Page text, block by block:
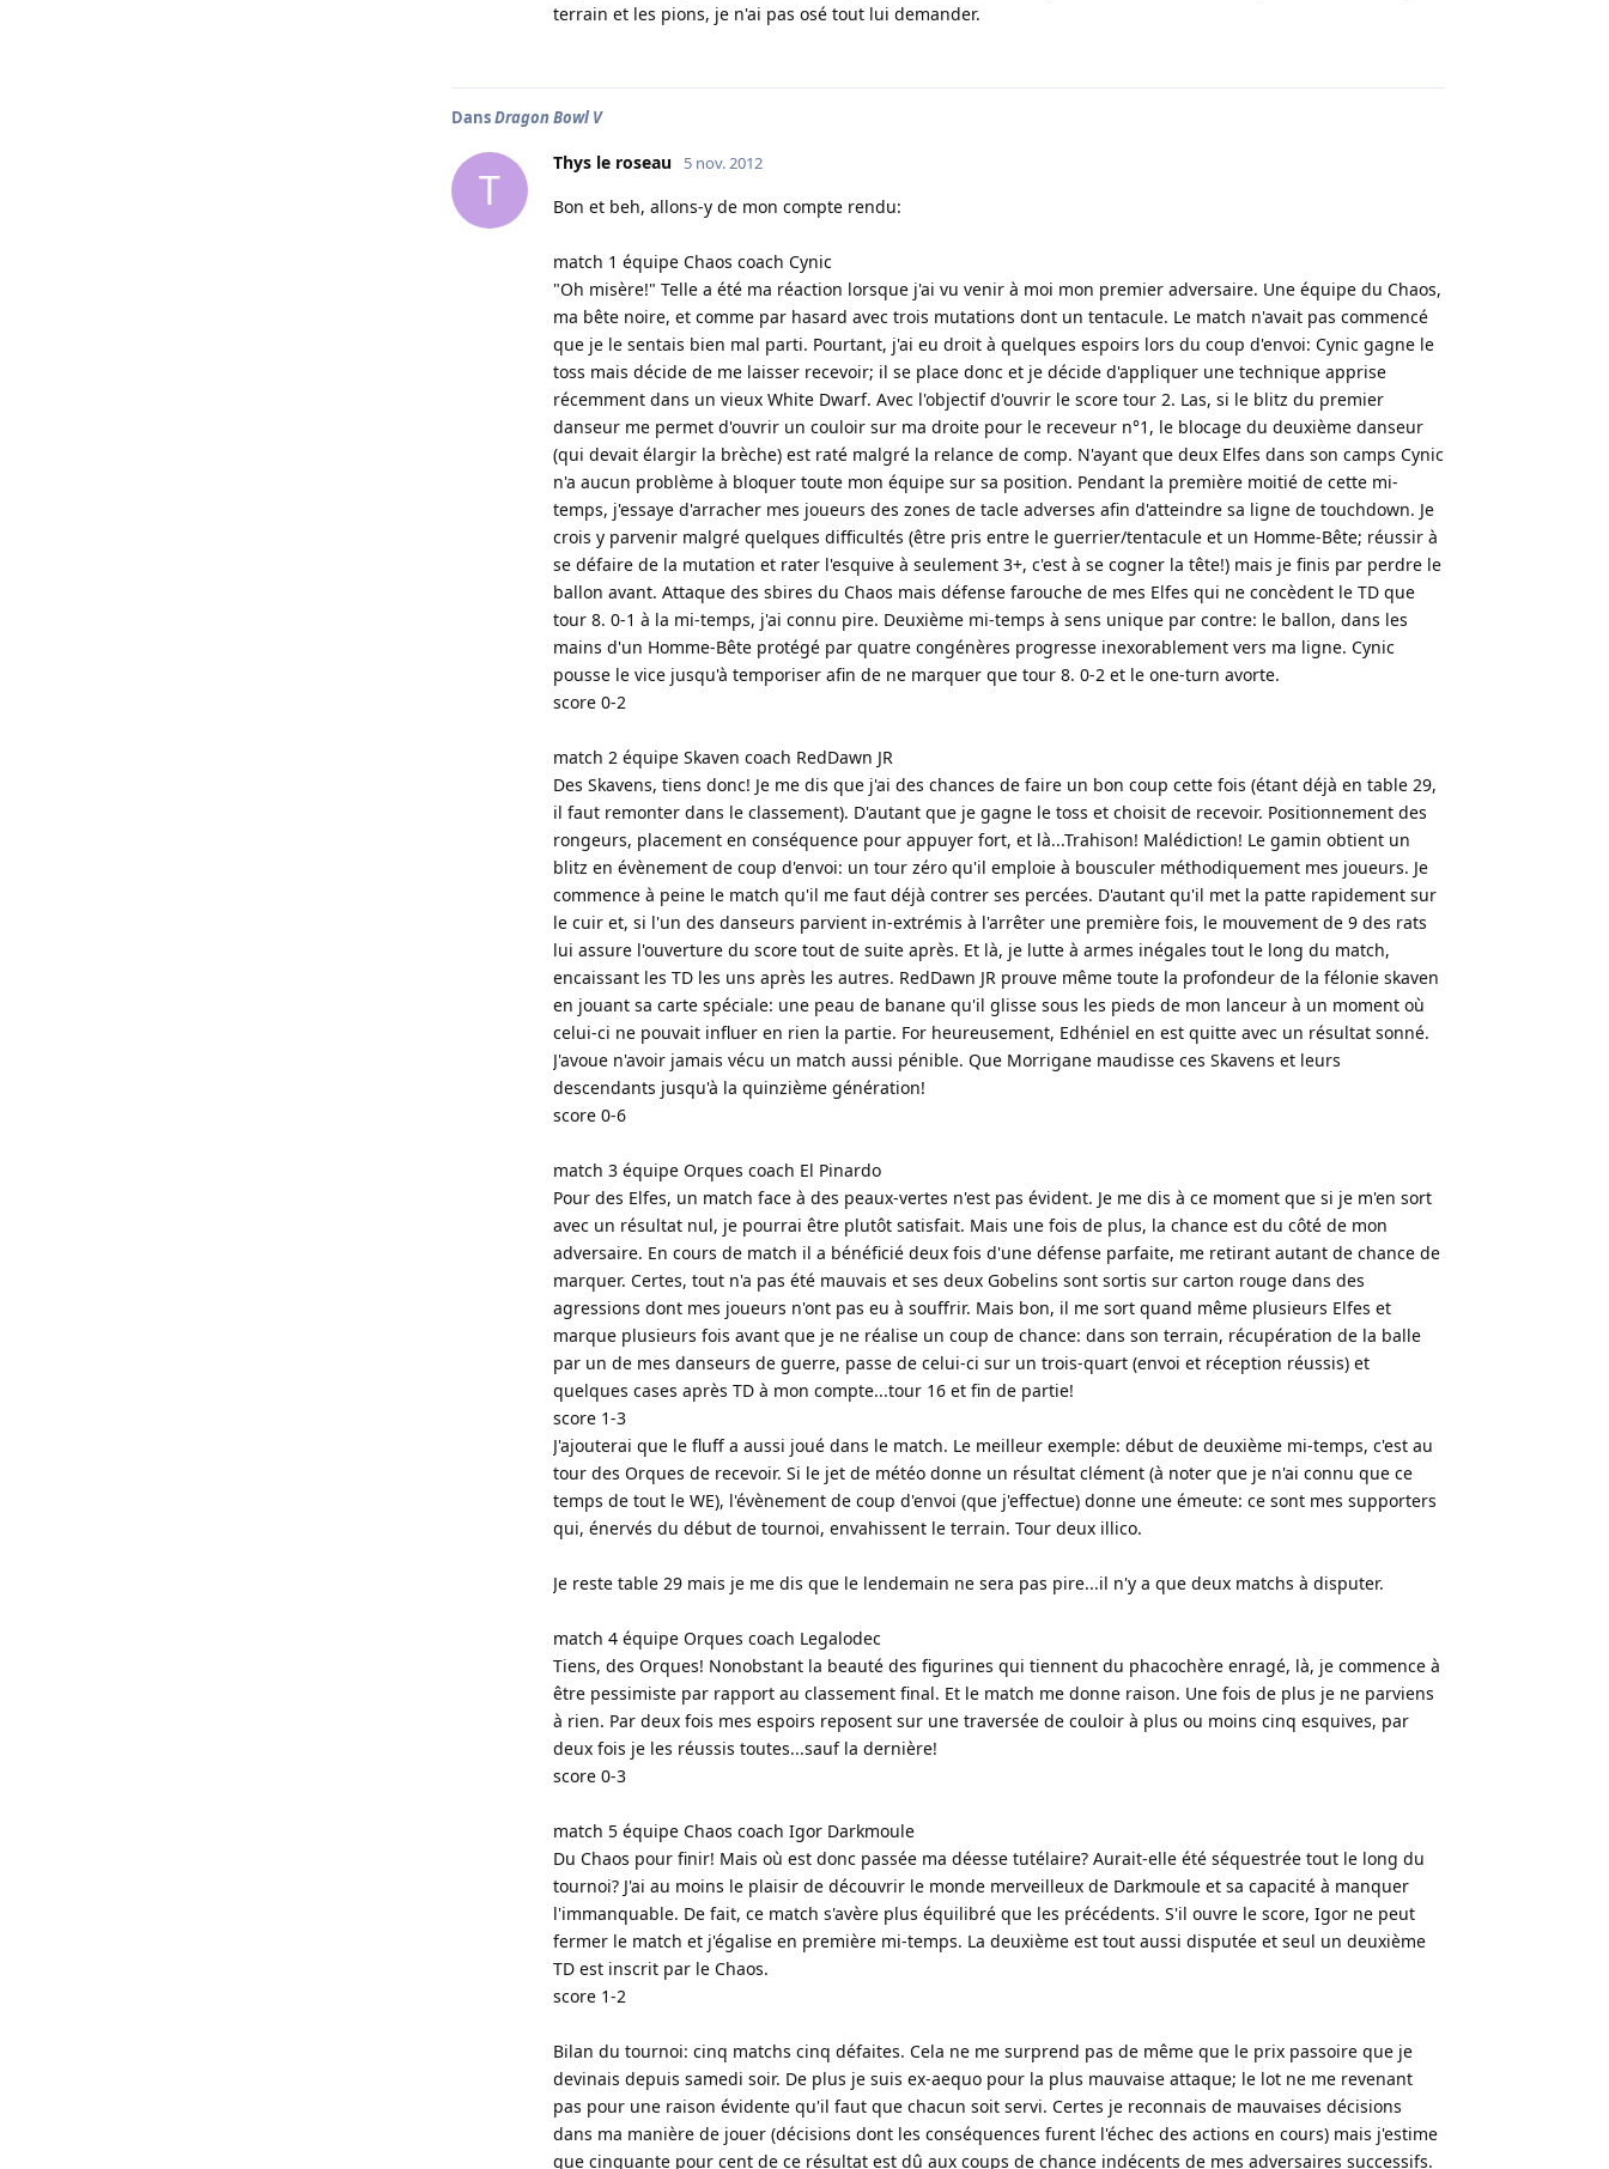
terrain et les pions, je n'ai pas osé tout lui demander.
DansDragon Bowl V
T
Thys le roseau 5 nov. 2012
Bon et beh, allons-y de mon compte rendu:
match 1 équipe Chaos coach Cynic
"Oh misère!" Telle a été ma réaction lorsque j'ai vu venir à moi mon premier adversaire. Une équipe du Chaos,
ma bête noire, et comme par hasard avec trois mutations dont un tentacule. Le match n'avait pas commencé
que je le sentais bien mal parti. Pourtant, j'ai eu droit à quelques espoirs lors du coup d'envoi: Cynic gagne le
toss mais décide de me laisser recevoir; il se place donc et je décide d'appliquer une technique apprise
récemment dans un vieux White Dwarf. Avec l'objectif d'ouvrir le score tour 2. Las, si le blitz du premier
danseur me permet d'ouvrir un couloir sur ma droite pour le receveur n°1, le blocage du deuxième danseur
(qui devait élargir la brèche) est raté malgré la relance de comp. N'ayant que deux Elfes dans son camps Cynic
n'a aucun problème à bloquer toute mon équipe sur sa position. Pendant la première moitié de cette mi-
temps, j'essaye d'arracher mes joueurs des zones de tacle adverses afin d'atteindre sa ligne de touchdown. Je
crois y parvenir malgré quelques difficultés (être pris entre le guerrier/tentacule et un Homme-Bête; réussir à
se défaire de la mutation et rater l'esquive à seulement 3+, c'est à se cogner la tête!) mais je finis par perdre le
ballon avant. Attaque des sbires du Chaos mais défense farouche de mes Elfes qui ne concèdent le TD que
tour 8. 0-1 à la mi-temps, j'ai connu pire. Deuxième mi-temps à sens unique par contre: le ballon, dans les
mains d'un Homme-Bête protégé par quatre congénères progresse inexorablement vers ma ligne. Cynic
pousse le vice jusqu'à temporiser afin de ne marquer que tour 8. 0-2 et le one-turn avorte.
score 0-2
match 2 équipe Skaven coach RedDawn JR
Des Skavens, tiens donc! Je me dis que j'ai des chances de faire un bon coup cette fois (étant déjà en table 29,
il faut remonter dans le classement). D'autant que je gagne le toss et choisit de recevoir. Positionnement des
rongeurs, placement en conséquence pour appuyer fort, et là...Trahison! Malédiction! Le gamin obtient un
blitz en évènement de coup d'envoi: un tour zéro qu'il emploie à bousculer méthodiquement mes joueurs. Je
commence à peine le match qu'il me faut déjà contrer ses percées. D'autant qu'il met la patte rapidement sur
le cuir et, si l'un des danseurs parvient in-extrémis à l'arrêter une première fois, le mouvement de 9 des rats
lui assure l'ouverture du score tout de suite après. Et là, je lutte à armes inégales tout le long du match,
encaissant les TD les uns après les autres. RedDawn JR prouve même toute la profondeur de la félonie skaven
en jouant sa carte spéciale: une peau de banane qu'il glisse sous les pieds de mon lanceur à un moment où
celui-ci ne pouvait influer en rien la partie. For heureusement, Edhéniel en est quitte avec un résultat sonné.
J'avoue n'avoir jamais vécu un match aussi pénible. Que Morrigane maudisse ces Skavens et leurs
descendants jusqu'à la quinzième génération!
score 0-6
match 3 équipe Orques coach El Pinardo
Pour des Elfes, un match face à des peaux-vertes n'est pas évident. Je me dis à ce moment que si je m'en sort
avec un résultat nul, je pourrai être plutôt satisfait. Mais une fois de plus, la chance est du côté de mon
adversaire. En cours de match il a bénéficié deux fois d'une défense parfaite, me retirant autant de chance de
marquer. Certes, tout n'a pas été mauvais et ses deux Gobelins sont sortis sur carton rouge dans des
agressions dont mes joueurs n'ont pas eu à souffrir. Mais bon, il me sort quand même plusieurs Elfes et
marque plusieurs fois avant que je ne réalise un coup de chance: dans son terrain, récupération de la balle
par un de mes danseurs de guerre, passe de celui-ci sur un trois-quart (envoi et réception réussis) et
quelques cases après TD à mon compte...tour 16 et fin de partie!
score 1-3
J'ajouterai que le fluff a aussi joué dans le match. Le meilleur exemple: début de deuxième mi-temps, c'est au
tour des Orques de recevoir. Si le jet de météo donne un résultat clément (à noter que je n'ai connu que ce
temps de tout le WE), l'évènement de coup d'envoi (que j'effectue) donne une émeute: ce sont mes supporters
qui, énervés du début de tournoi, envahissent le terrain. Tour deux illico.
Je reste table 29 mais je me dis que le lendemain ne sera pas pire...il n'y a que deux matchs à disputer.
match 4 équipe Orques coach Legalodec
Tiens, des Orques! Nonobstant la beauté des figurines qui tiennent du phacochère enragé, là, je commence à
être pessimiste par rapport au classement final. Et le match me donne raison. Une fois de plus je ne parviens
à rien. Par deux fois mes espoirs reposent sur une traversée de couloir à plus ou moins cinq esquives, par
deux fois je les réussis toutes...sauf la dernière!
score 0-3
match 5 équipe Chaos coach Igor Darkmoule
Du Chaos pour finir! Mais où est donc passée ma déesse tutélaire? Aurait-elle été séquestrée tout le long du
tournoi? J'ai au moins le plaisir de découvrir le monde merveilleux de Darkmoule et sa capacité à manquer
l'immanquable. De fait, ce match s'avère plus équilibré que les précédents. S'il ouvre le score, Igor ne peut
fermer le match et j'égalise en première mi-temps. La deuxième est tout aussi disputée et seul un deuxième
TD est inscrit par le Chaos.
score 1-2
Bilan du tournoi: cinq matchs cinq défaites. Cela ne me surprend pas de même que le prix passoire que je
devinais depuis samedi soir. De plus je suis ex-aequo pour la plus mauvaise attaque; le lot ne me revenant
pas pour une raison évidente qu'il faut que chacun soit servi. Certes je reconnais de mauvaises décisions
dans ma manière de jouer (décisions dont les conséquences furent l'échec des actions en cours) mais j'estime
que cinquante pour cent de ce résultat est dû aux coups de chance indécents de mes adversaires successifs.